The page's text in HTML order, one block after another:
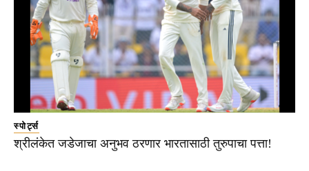
स्पोर्ट्स
श्रीलंकेत जडेजाचा अनुभव ठरणार भारतासाठी तुरुपाचा पत्ता!